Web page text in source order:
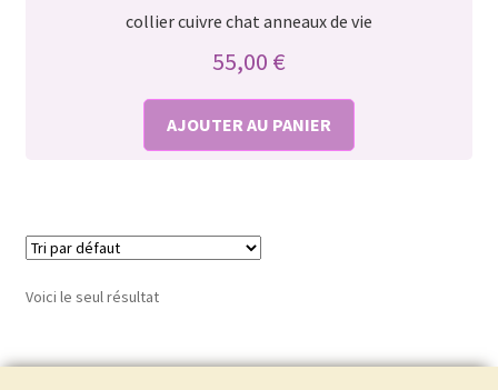
collier cuivre chat anneaux de vie
55,00 €
AJOUTER AU PANIER
Voici le seul résultat